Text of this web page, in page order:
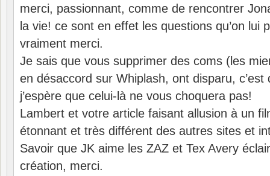
merci, passionnant, comme de rencontrer
la vie! ce sont en effet les questions qu’on lui
vraiment merci.
Je sais que vous supprimer des coms (les
en désaccord sur Whiplash, ont disparu, c’est
j’espère que celui-là ne vous choquera pas!
Lambert et votre article faisant allusion à un
étonnant et très différent des autres sites et
Savoir que JK aime les ZAZ et Tex Avery
création, merci.